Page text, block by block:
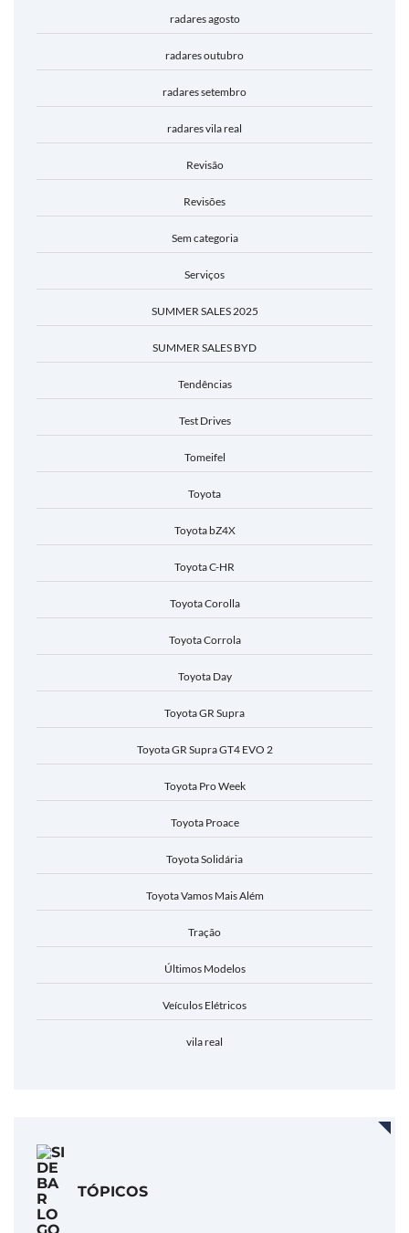
radares agosto
radares outubro
radares setembro
radares vila real
Revisão
Revisões
Sem categoria
Serviços
SUMMER SALES 2025
SUMMER SALES BYD
Tendências
Test Drives
Tomeifel
Toyota
Toyota bZ4X
Toyota C-HR
Toyota Corolla
Toyota Corrola
Toyota Day
Toyota GR Supra
Toyota GR Supra GT4 EVO 2
Toyota Pro Week
Toyota Proace
Toyota Solidária
Toyota Vamos Mais Além
Tração
Últimos Modelos
Veículos Elétricos
vila real
TÓPICOS